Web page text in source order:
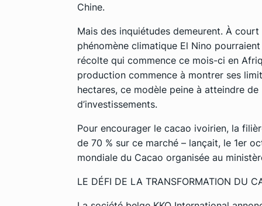
Chine.
Mais des inquiétudes demeurent. À
phénomène climatique El Nino
récolte qui commence ce mois-ci en
production commence à montrer ses
hectares, ce modèle peine à atteindre
d’investissements.
Pour encourager le cacao ivoirien, la
de 70 % sur ce marché – lançait, le 1er
mondiale du Cacao organisée au
LE DÉFI DE LA TRANSFORMATION DU